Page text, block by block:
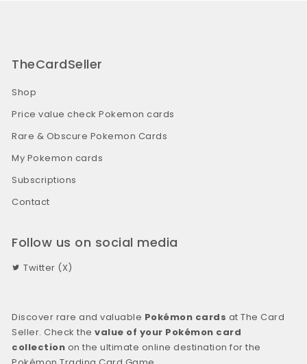
TheCardSeller
Shop
Price value check Pokemon cards
Rare & Obscure Pokemon Cards
My Pokemon cards
Subscriptions
Contact
Follow us on social media
Twitter (X)
Discover rare and valuable Pokémon cards at The Card
Seller. Check thevalue of your Pokémon card
collection on the ultimate online destination for the